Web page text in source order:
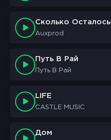
Сколько Осталось
Auxprod
Путь В Рай
Путь В Рай
LIFE
CASTLE MUSIC
Дом